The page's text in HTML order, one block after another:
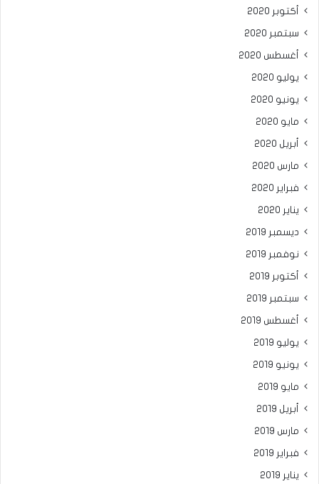
أكتوبر 2020
سبتمبر 2020
أغسطس 2020
يوليو 2020
يونيو 2020
مايو 2020
أبريل 2020
مارس 2020
فبراير 2020
يناير 2020
ديسمبر 2019
نوفمبر 2019
أكتوبر 2019
سبتمبر 2019
أغسطس 2019
يوليو 2019
يونيو 2019
مايو 2019
أبريل 2019
مارس 2019
فبراير 2019
يناير 2019